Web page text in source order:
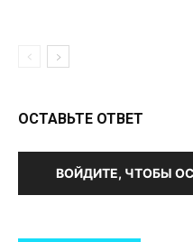
ОСТАВЬТЕ ОТВЕТ
ВОЙДИТЕ, ЧТОБЫ